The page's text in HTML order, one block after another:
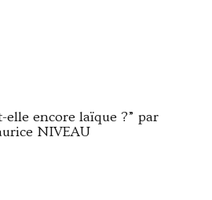
elle encore laïque ?” par
NIVEAU